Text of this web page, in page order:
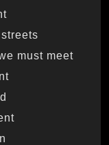
must meet.